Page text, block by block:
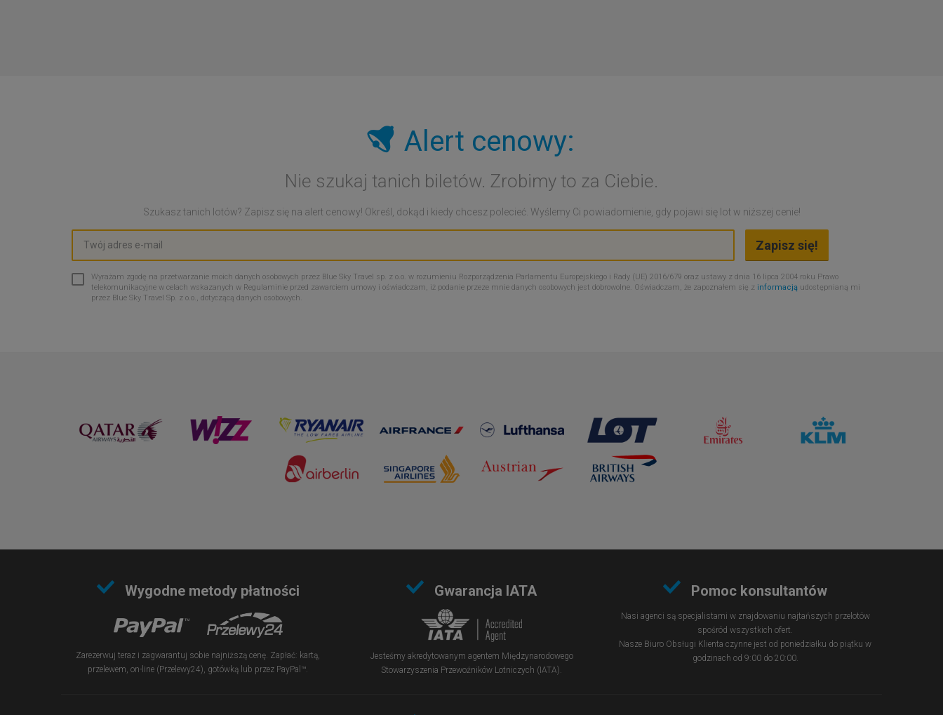
Alert cenowy:
Nie szukaj tanich biletów. Zrobimy to za Ciebie.
Szukasz tanich lotów? Zapisz się na alert cenowy! Określ, dokąd i kiedy chcesz polecieć. Wyślemy Ci powiadomienie, gdy pojawi się lot w niższej cenie!
Wyrażam zgodę na przetwarzanie moich danych osobowych przez Blue Sky Travel sp. z o.o. w rozumieniu Rozporządzenia Parlamentu Europejskiego i Rady (UE) 2016/679 oraz ustawy z dnia 16 lipca 2004 roku Prawo
telekomunikacyjne w celach wskazanych w Regulaminie przed zawarciem umowy i oświadczam, iż podanie przeze mnie danych osobowych jest dobrowolne. Oświadczam, że zapoznałem się z informacją udostępnianą mi
przez Blue Sky Travel Sp. z o.o., dotyczącą danych osobowych.
Wygodne metody płatności
Zarezerwuj teraz i zagwarantuj sobie najniższą cenę. Zapłać: kartą,
przelewem, on-line (Przelewy24), gotówką lub przez PayPal™.
Gwarancja IATA
Jesteśmy akredytowanym agentem Międzynarodowego
Stowarzyszenia Przewoźników Lotniczych (IATA).
Pomoc konsultantów
Nasi agenci są specjalistami w znajdowaniu najtańszych przelotów
spośród wszystkich ofert.
Nasze Biuro Obsługi Klienta czynne jest od poniedziałku do piątku w
godzinach od 9:00 do 20:00.